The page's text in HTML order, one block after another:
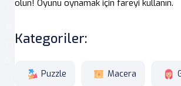
olun! Oyunu oynamak için fareyi kullanın.
Kategoriler:
Puzzle Macera